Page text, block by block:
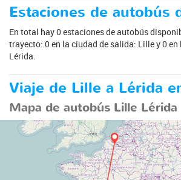
Estaciones de autobús
En total hay 0 estaciones de autobús
trayecto: 0 en la ciudad de salida: Lille y 0
Lérida.
Viaje de Lille a Lérida
Mapa de autobús Lille Lérida